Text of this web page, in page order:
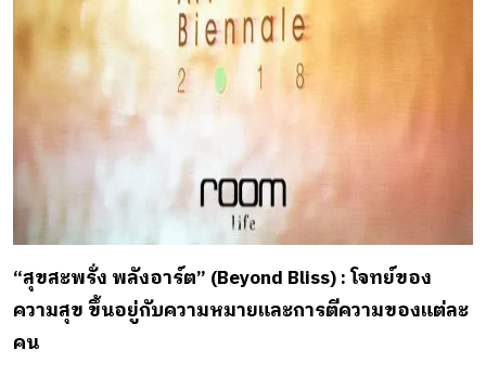
“สุขสะพรั่ง พลังอาร์ต” (Beyond Bliss) : โจทย์ของ
ความสุข ขึ้นอยู่กับความหมายและการตีความของแต่ละ
คน